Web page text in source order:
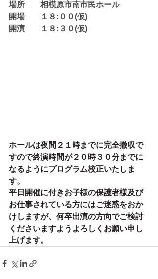
場所　　相模原市南市民ホール
開場　　１８:００(仮)
開演　　１８:３０(仮)
ホールは夜間２１時までに完全撤収で
すので終演時間が２０時３０分までに
なるようにプログラム校正いたしま
す。
平日開催に付きお子様の保護者様及び
お仕事されている方にはご迷惑をおか
けしますが、何卒出演の方向でご検討
くださいますようよろしくお願い申し
上げます。